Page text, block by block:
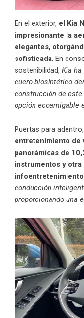
En el exterior, el Kia
impresionante la
elegantes,
sofisticada. En
sostenibilidad, Kia
cuero biosintético
construcción de este
opción ecoamigable
Puertas para
entretenimiento de
panorámicas de
instrumentos y otra
infoentretenimiento
conducción
proporcionando una